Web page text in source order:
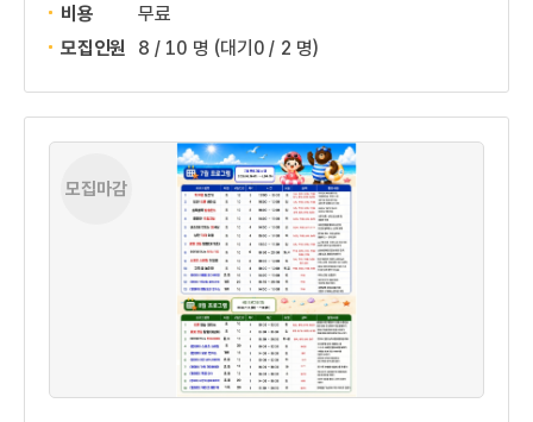
비용
무료
모집인원
8 / 10 명 (대기0 / 2 명)
모집마감